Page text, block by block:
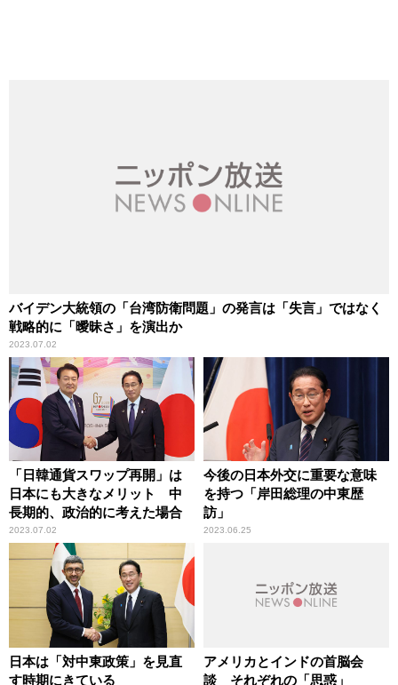
バイデン大統領の「台湾防衛問題」の発言は「失言」ではなく
戦略的に「曖昧さ」を演出か
2023.07.02
「日韓通貨スワップ再開」は
日本にも大きなメリット 中
長期的、政治的に考えた場合
2023.07.02
今後の日本外交に重要な意味
を持つ「岸田総理の中東歴
訪」
2023.06.25
日本は「対中東政策」を見直
す時期にきている
アメリカとインドの首脳会
談 それぞれの「思惑」